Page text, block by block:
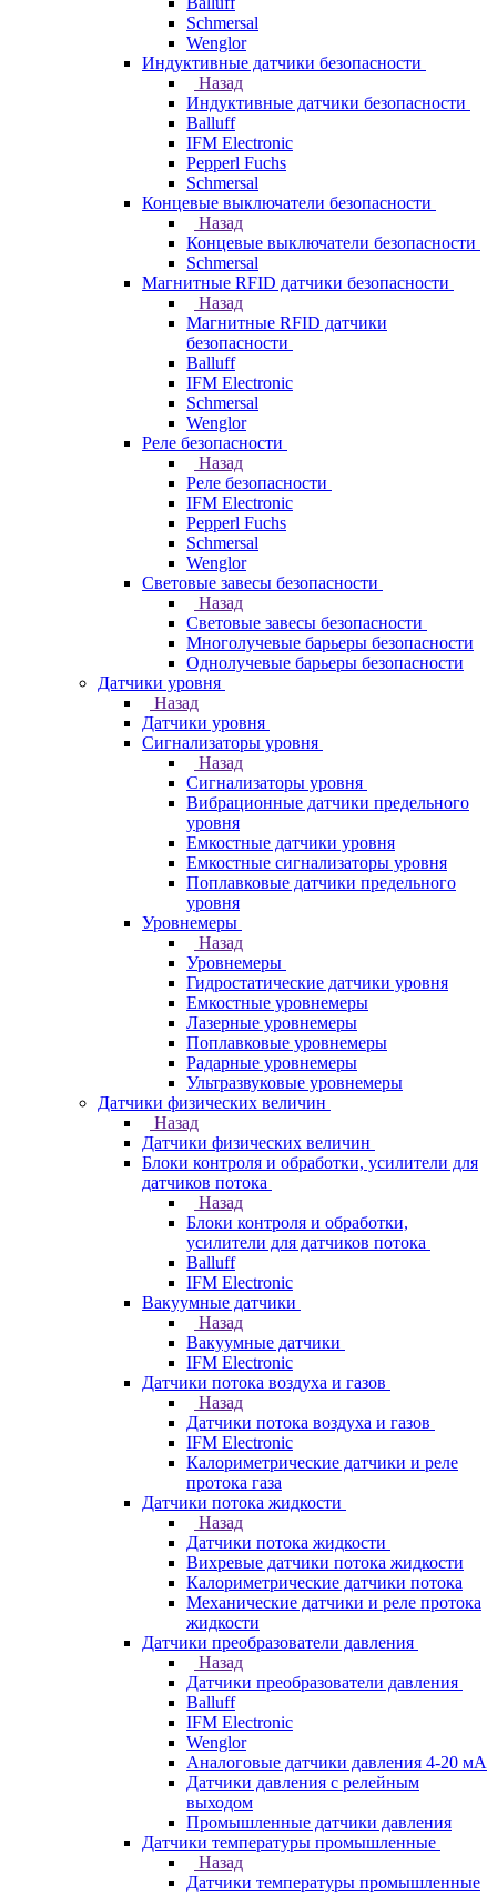
Schmersal
Wenglor
Индуктивные датчики безопасности
Назад
Индуктивные датчики безопасности
Balluff
IFM Electronic
Pepperl Fuchs
Schmersal
Концевые выключатели безопасности
Назад
Концевые выключатели безопасности
Schmersal
Магнитные RFID датчики безопасности
Назад
Магнитные RFID датчики
безопасности
Balluff
IFM Electronic
Schmersal
Wenglor
Реле безопасности
Назад
Реле безопасности
IFM Electronic
Pepperl Fuchs
Schmersal
Wenglor
Световые завесы безопасности
Назад
Световые завесы безопасности
Многолучевые барьеры безопасности
Однолучевые барьеры безопасности
Датчики уровня
Назад
Датчики уровня
Сигнализаторы уровня
Назад
Сигнализаторы уровня
Вибрационные датчики предельного
уровня
Емкостные датчики уровня
Емкостные сигнализаторы уровня
Поплавковые датчики предельного
уровня
Уровнемеры
Назад
Уровнемеры
Гидростатические датчики уровня
Емкостные уровнемеры
Лазерные уровнемеры
Поплавковые уровнемеры
Радарные уровнемеры
Ультразвуковые уровнемеры
Датчики физических величин
Назад
Датчики физических величин
Блоки контроля и обработки, усилители для
датчиков потока
Назад
Блоки контроля и обработки,
усилители для датчиков потока
Balluff
IFM Electronic
Вакуумные датчики
Назад
Вакуумные датчики
IFM Electronic
Датчики потока воздуха и газов
Назад
Датчики потока воздуха и газов
IFM Electronic
Калориметрические датчики и реле
протока газа
Датчики потока жидкости
Назад
Датчики потока жидкости
Вихревые датчики потока жидкости
Калориметрические датчики потока
Механические датчики и реле протока
жидкости
Датчики преобразователи давления
Назад
Датчики преобразователи давления
Balluff
IFM Electronic
Wenglor
Аналоговые датчики давления 4-20 мА
Датчики давления с релейным
выходом
Промышленные датчики давления
Датчики температуры промышленные
Назад
Датчики температуры промышленные